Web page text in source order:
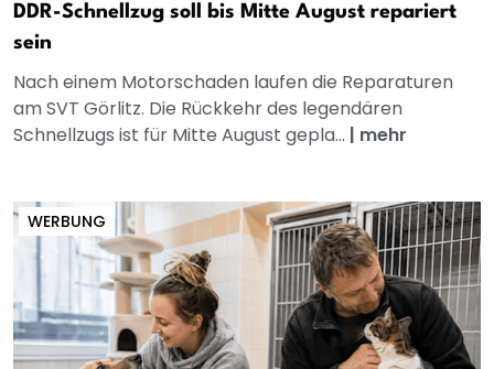
DDR-Schnellzug soll bis Mitte August repariert
sein
Nach einem Motorschaden laufen die Reparaturen
am SVT Görlitz. Die Rückkehr des legendären
Schnellzugs ist für Mitte August gepla... | mehr
WERBUNG